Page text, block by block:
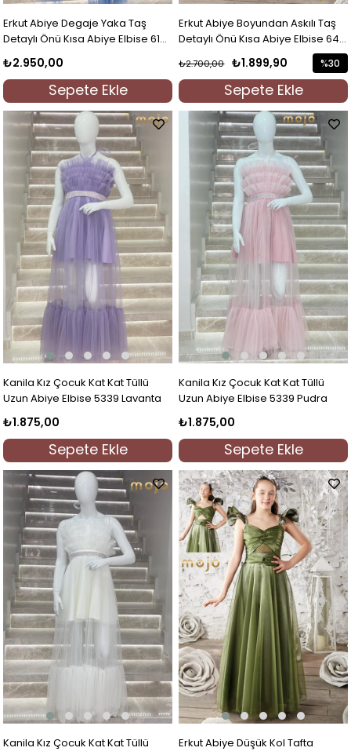
Erkut Abiye Degaje Yaka Taş
Detaylı Önü Kısa Abiye Elbise 615
İndigo
₺2.950,00
Sepete Ekle
Erkut Abiye Boyundan Askılı Taş
Detaylı Önü Kısa Abiye Elbise 647
₺1.899,90
₺2.700,00
Sepete Ekle
%30
İndirim
Kanila Kız Çocuk Kat Kat Tüllü
Uzun Abiye Elbise 5339 Lavanta
₺1.875,00
Sepete Ekle
Kanila Kız Çocuk Kat Kat Tüllü
Uzun Abiye Elbise 5339 Pudra
₺1.875,00
Sepete Ekle
Kanila Kız Çocuk Kat Kat Tüllü
Erkut Abiye Düşük Kol Tafta